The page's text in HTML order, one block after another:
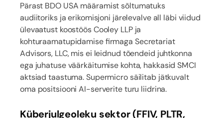
Pärast BDO USA määramist sõltumatuks
audiitoriks ja erikomisjoni järelevalve all läbi viidud
ülevaatust koostöös Cooley LLP ja
kohturaamatupidamise firmaga Secretariat
Advisors, LLC, mis ei leidnud tõendeid juhtkonna
ega juhatuse väärkäitumise kohta, hakkasid SMCI
aktsiad taastuma. Supermicro säilitab jätkuvalt
oma positsiooni AI-serverite turu liidrina.
Küberjulgeoleku sektor (FFIV, PLTR,